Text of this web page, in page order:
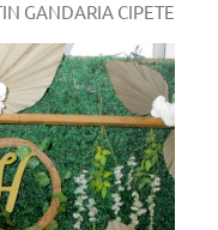
GANDARIA CIPETE